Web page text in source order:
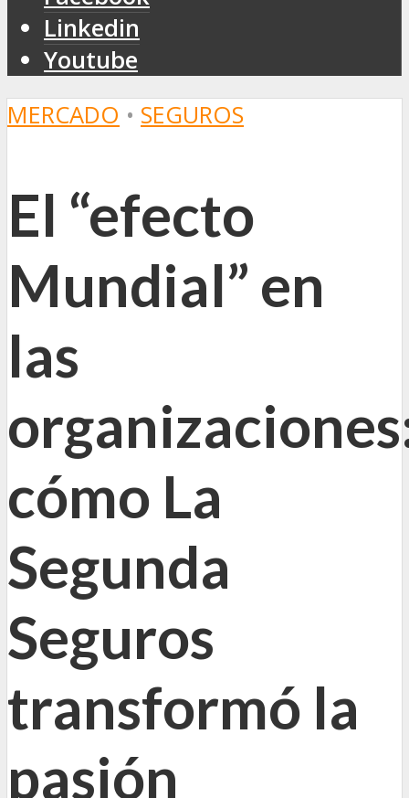
Linkedin
Youtube
MERCADO • SEGUROS
El “efecto
Mundial” en
las
cómo La
Segunda
Seguros
transformó la
pasión